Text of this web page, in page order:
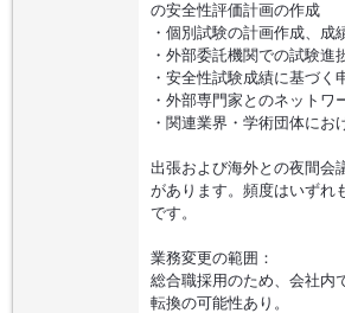
の安全性評価計画の作成
・個別試験の計画作成、成
・外部委託機関での試験進
・安全性試験成績に基づく
・外部専門家とのネットワ
・関連業界・学術団体にお
出張および海外との夜間会
があります。頻度はいずれ
です。
業務変更の範囲：
総合職採用のため、会社内
転換の可能性あり。